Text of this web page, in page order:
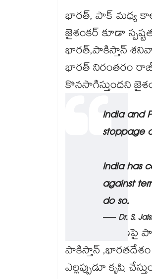
భారత్, పాక్ మధ్య
జైశంకర్ కూడా
భారత్,పాకిస్తాన్
భారత్ నిరంతరం
కొనసాగిస్తుందని
India and
stoppage
India has
against
do so.
— Dr. S.
కాల్పుల విరమణపై
పాకిస్తాన్
ఎల్లప్పుడూ కృషి